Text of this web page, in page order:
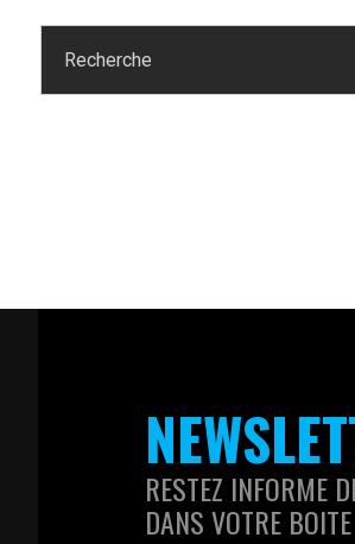
RESTEZ INFORME
DANS VOTRE